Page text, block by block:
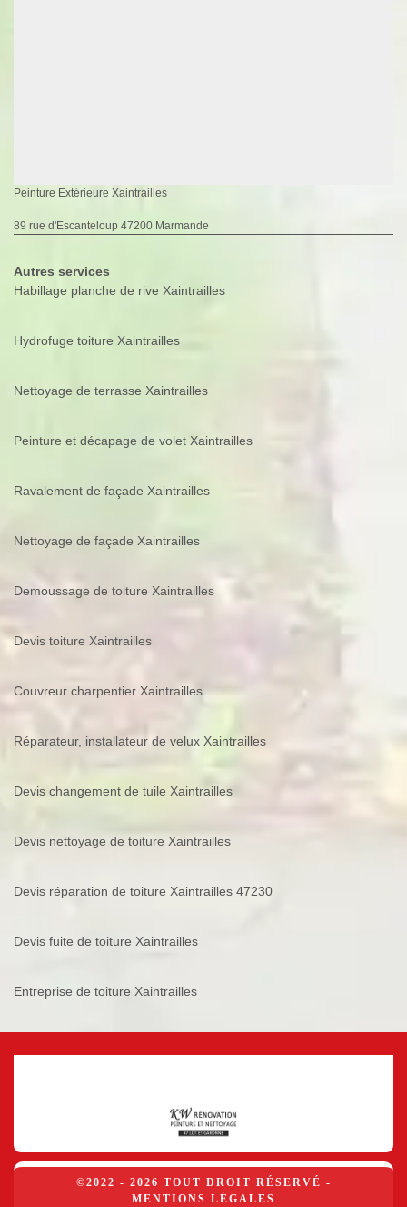
Peinture Extérieure Xaintrailles
89 rue d'Escanteloup 47200 Marmande
Autres services
Habillage planche de rive Xaintrailles
Hydrofuge toiture Xaintrailles
Nettoyage de terrasse Xaintrailles
Peinture et décapage de volet Xaintrailles
Ravalement de façade Xaintrailles
Nettoyage de façade Xaintrailles
Demoussage de toiture Xaintrailles
Devis toiture Xaintrailles
Couvreur charpentier Xaintrailles
Réparateur, installateur de velux Xaintrailles
Devis changement de tuile Xaintrailles
Devis nettoyage de toiture Xaintrailles
Devis réparation de toiture Xaintrailles 47230
Devis fuite de toiture Xaintrailles
Entreprise de toiture Xaintrailles
©2022 - 2026 TOUT DROIT RÉSERVÉ -
MENTIONS LÉGALES